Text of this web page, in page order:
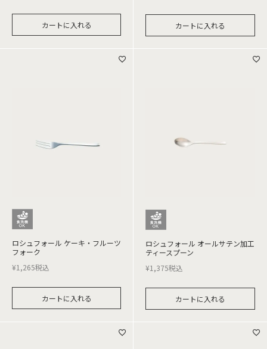
カートに入れる カートに入れる
ロシュフォール ケーキ・フルーツ
フォーク
¥1,265税込
カートに入れる
ロシュフォール オールサテン加工
ティースプーン
¥1,375税込
カートに入れる